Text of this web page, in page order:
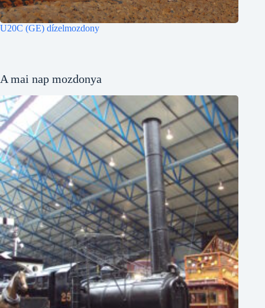
U20C (GE) dízelmozdony
A mai nap mozdonya